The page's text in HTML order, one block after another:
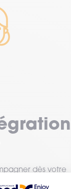
dès votre
TIMCOD.